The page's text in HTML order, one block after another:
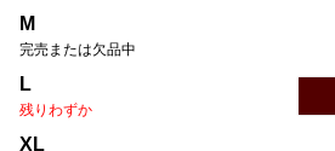
M
完売または欠品中
L
残りわずか
XL